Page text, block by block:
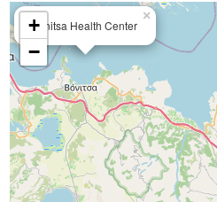
Vonitsa Health Center
×
+
−